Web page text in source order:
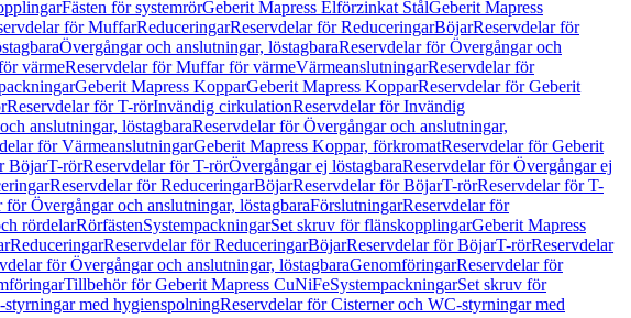
Fästen för systemrörGeberit Mapress Elförzinkat StålGeberit Mapress
för MuffarReduceringarReservdelar för ReduceringarBöjarReservdelar för
Övergångar och anslutningar, löstagbaraReservdelar för Övergångar och
värmeReservdelar för Muffar för värmeVärmeanslutningarReservdelar för
Geberit Mapress KopparGeberit Mapress KopparReservdelar för Geberit
Reservdelar för T-rörInvändig cirkulationReservdelar för Invändig
anslutningar, löstagbaraReservdelar för Övergångar och anslutningar,
för VärmeanslutningarGeberit Mapress Koppar, förkromatReservdelar för Geberit
BöjarT-rörReservdelar för T-rörÖvergångar ej löstagbaraReservdelar för Övergångar ej
Reservdelar för ReduceringarBöjarReservdelar för BöjarT-rörReservdelar för T-
för Övergångar och anslutningar, löstagbaraFörslutningarReservdelar för
rördelarRörfästenSystempackningarSet skruv för flänskopplingarGeberit Mapress
ReduceringarReservdelar för ReduceringarBöjarReservdelar för BöjarT-rörReservdelar
för Övergångar och anslutningar, löstagbaraGenomföringarReservdelar för
Tillbehör för Geberit Mapress CuNiFeSystempackningarSet skruv för
med hygienspolningReservdelar för Cisterner och WC-styrningar med